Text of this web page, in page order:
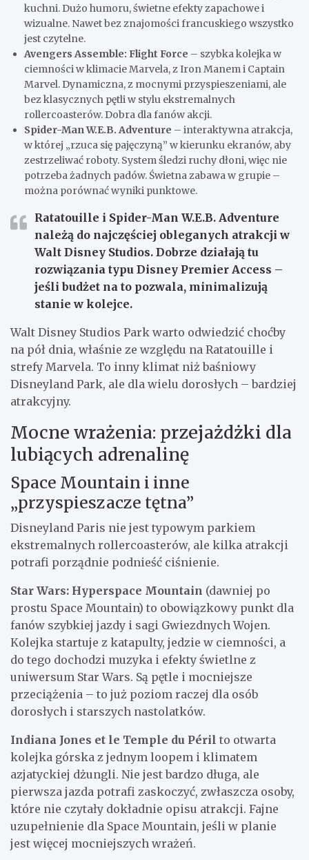
kuchni. Dużo humoru, świetne efekty zapachowe i
wizualne. Nawet bez znajomości francuskiego wszystko
jest czytelne.
Avengers Assemble: Flight Force – szybka kolejka w
ciemności w klimacie Marvela, z Iron Manem i Captain
Marvel. Dynamiczna, z mocnymi przyspieszeniami, ale
bez klasycznych pętli w stylu ekstremalnych
rollercoasterów. Dobra dla fanów akcji.
Spider-Man W.E.B. Adventure – interaktywna atrakcja,
w której „rzuca się pajęczyną” w kierunku ekranów, aby
zestrzeliwać roboty. System śledzi ruchy dłoni, więc nie
potrzeba żadnych padów. Świetna zabawa w grupie –
można porównać wyniki punktowe.
Ratatouille i Spider-Man W.E.B. Adventure
należą do najczęściej obleganych atrakcji w
Walt Disney Studios. Dobrze działają tu
rozwiązania typu Disney Premier Access –
jeśli budżet na to pozwala, minimalizują
stanie w kolejce.
Walt Disney Studios Park warto odwiedzić choćby
na pół dnia, właśnie ze względu na Ratatouille i
strefy Marvela. To inny klimat niż baśniowy
Disneyland Park, ale dla wielu dorosłych – bardziej
atrakcyjny.
Mocne wrażenia: przejażdżki dla
lubiących adrenalinę
Space Mountain i inne
„przyspieszacze tętna”
Disneyland Paris nie jest typowym parkiem
ekstremalnych rollercoasterów, ale kilka atrakcji
potrafi porządnie podnieść ciśnienie.
Star Wars: Hyperspace Mountain (dawniej po
prostu Space Mountain) to obowiązkowy punkt dla
fanów szybkiej jazdy i sagi Gwiezdnych Wojen.
Kolejka startuje z katapulty, jedzie w ciemności, a
do tego dochodzi muzyka i efekty świetlne z
uniwersum Star Wars. Są pętle i mocniejsze
przeciążenia – to już poziom raczej dla osób
dorosłych i starszych nastolatków.
Indiana Jones et le Temple du Péril to otwarta
kolejka górska z jednym loopem i klimatem
azjatyckiej dżungli. Nie jest bardzo długa, ale
pierwsza jazda potrafi zaskoczyć, zwłaszcza osoby,
które nie czytały dokładnie opisu atrakcji. Fajne
uzupełnienie dla Space Mountain, jeśli w planie
jest więcej mocniejszych wrażeń.